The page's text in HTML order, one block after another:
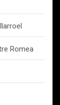
Romea